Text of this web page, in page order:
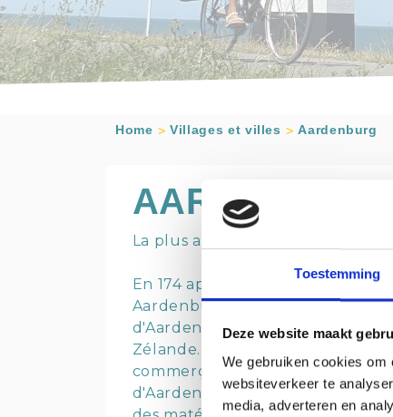
Toestemming
Deze website maakt
We gebruiken cookies om
websiteverkeer te
media, adverteren en
Home Villages et villes Aardenburg
AARDENBURG
La plus ancienne ville de Zélande
En 174 après JC, les Romains ont
Aardenburg [Aereburg], une
d'Aardenburg, en Flandre
Zélande. En tant que ville de
commerçants et agriculteurs.
d'Aardenburg. Dans la partie la